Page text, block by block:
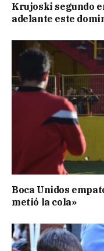
Krujoski segundo
adelante este
Boca Unidos
metió la cola»